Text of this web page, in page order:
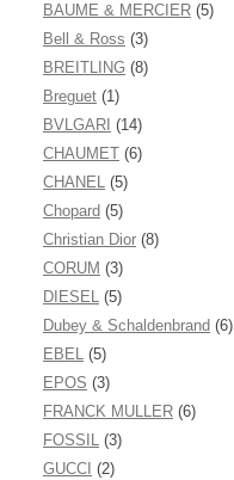
BAUME & MERCIER (5)
Bell & Ross (3)
BREITLING (8)
Breguet (1)
BVLGARI (14)
CHAUMET (6)
CHANEL (5)
Chopard (5)
Christian Dior (8)
CORUM (3)
DIESEL (5)
Dubey & Schaldenbrand (6)
EBEL (5)
EPOS (3)
FRANCK MULLER (6)
FOSSIL (3)
GUCCI (2)